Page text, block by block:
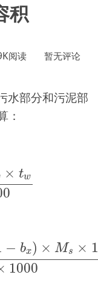
积
阅读 暂无评论
水部分和污泥部
：
× tw
24×
− bx) × Ms ×
1000
×1.2(1 −b n) ×